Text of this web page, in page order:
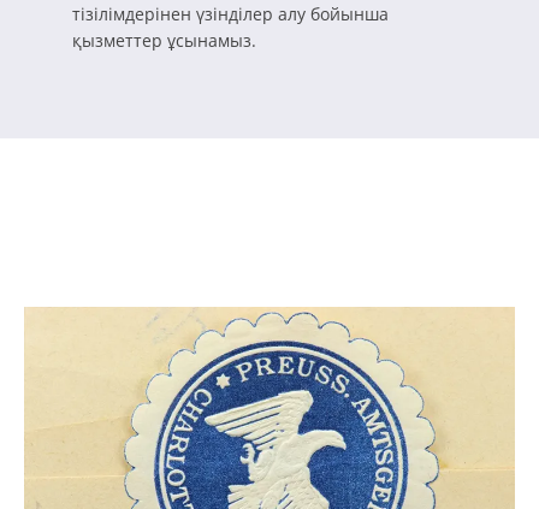
тізілімдерінен үзінділер алу бойынша
қызметтер ұсынамыз.